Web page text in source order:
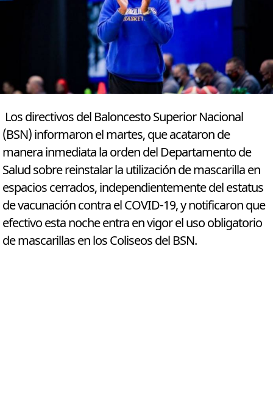
Los directivos del Baloncesto Superior Nacional
(BSN) informaron el martes, que acataron de
manera inmediata la orden del Departamento de
Salud sobre reinstalar la utilización de mascarilla en
espacios cerrados, independientemente del estatus
de vacunación contra el COVID-19, y notificaron que
efectivo esta noche entra en vigor el uso obligatorio
de mascarillas en los Coliseos del BSN.